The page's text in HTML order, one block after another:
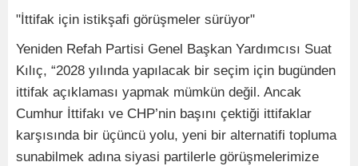
"İttifak için istikşafi görüşmeler sürüyor"
Yeniden Refah Partisi Genel Başkan Yardımcısı Suat
Kılıç, “2028 yılında yapılacak bir seçim için bugünden
ittifak açıklaması yapmak mümkün değil. Ancak
Cumhur İttifakı ve CHP’nin başını çektiği ittifaklar
karşısında bir üçüncü yolu, yeni bir alternatifi topluma
sunabilmek adına siyasi partilerle görüşmelerimize